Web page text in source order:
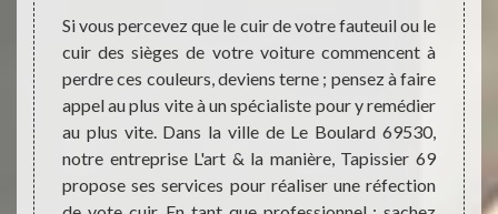
de
cuir,
69
Si vous percevez que le cuir de votre fauteuil ou le
cuir des sièges de votre voiture commencent à
perdre ces couleurs, deviens terne ; pensez à faire
appel au plus vite à un spécialiste pour y remédier
au plus vite. Dans la ville de Le Boulard 69530,
notre entreprise L'art & la manière, Tapissier 69
propose ses services pour réaliser une réfection
Pour